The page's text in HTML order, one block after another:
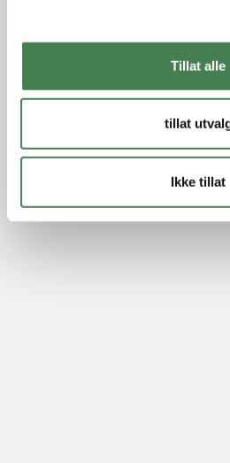
Tillat alle
tillat
Ikke tillat